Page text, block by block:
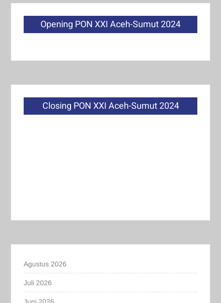
Opening PON XXI Aceh-Sumut 2024
Closing PON XXI Aceh-Sumut 2024
Agustus 2026
Juli 2026